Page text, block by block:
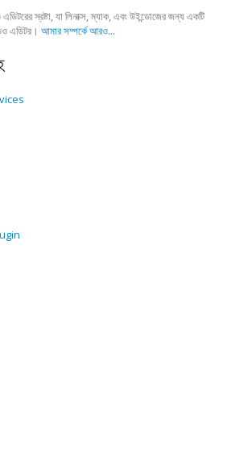
স্রষ্টা, যা লিনাক্স, ম্যাক, এবং উইন্ডোজের জন্য একটি
এডিটর। আমার সম্পর্কে আরও...